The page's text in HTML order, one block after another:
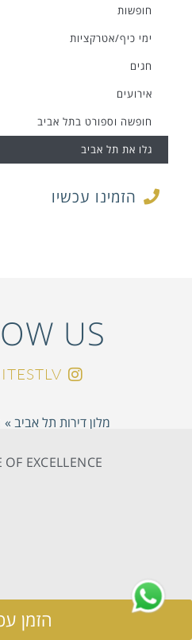
הזמן
חופשות
ימי כיף/אטרקציות
חגים
אירועים
חופשה וספורט בתל אביב
גלו את תל אביב
הזמינו עכשיו
US
מלון דירות תל אביב»
OF EXCELLENCE